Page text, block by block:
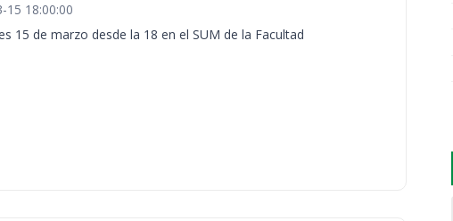
15 18:00:00
15 de marzo desde la 18 en el SUM de la Facultad